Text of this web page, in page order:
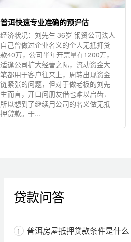
普洱快速专业准确的预评估
经济状况：刘先生 36岁 钢贸公司法人
自己曾做过企业名义的个人无抵押贷
款40万，公司半年开票量在1200万，
适逢公司扩大经营之际，流动资金大
笔都用于客户往来上，周转出现资金
链紧张的问题，但对于做老板的刘先
生而言，开口问朋友借也难以启齿，
所以想到了继续用公司的名义做无抵
押贷款。于...
贷款问答
1 普洱房屋抵押贷款条件是什么